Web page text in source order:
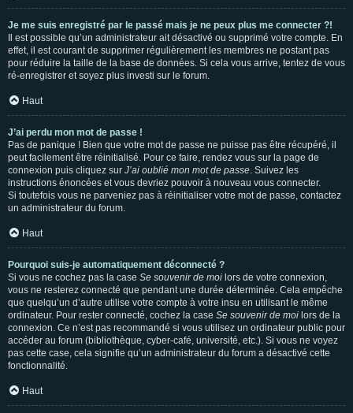
Je me suis enregistré par le passé mais je ne peux plus me connecter ?!
Il est possible qu’un administrateur ait désactivé ou supprimé votre compte. En
effet, il est courant de supprimer régulièrement les membres ne postant pas
pour réduire la taille de la base de données. Si cela vous arrive, tentez de vous
ré-enregistrer et soyez plus investi sur le forum.
Haut
J’ai perdu mon mot de passe !
Pas de panique ! Bien que votre mot de passe ne puisse pas être récupéré, il
peut facilement être réinitialisé. Pour ce faire, rendez vous sur la page de
connexion puis cliquez sur J’ai oublié mon mot de passe. Suivez les
instructions énoncées et vous devriez pouvoir à nouveau vous connecter.
Si toutefois vous ne parveniez pas à réinitialiser votre mot de passe, contactez
un administrateur du forum.
Haut
Pourquoi suis-je automatiquement déconnecté ?
Si vous ne cochez pas la case Se souvenir de moi lors de votre connexion,
vous ne resterez connecté que pendant une durée déterminée. Cela empêche
que quelqu’un d’autre utilise votre compte à votre insu en utilisant le même
ordinateur. Pour rester connecté, cochez la case Se souvenir de moi lors de la
connexion. Ce n’est pas recommandé si vous utilisez un ordinateur public pour
accéder au forum (bibliothèque, cyber-café, université, etc.). Si vous ne voyez
pas cette case, cela signifie qu’un administrateur du forum a désactivé cette
fonctionnalité.
Haut